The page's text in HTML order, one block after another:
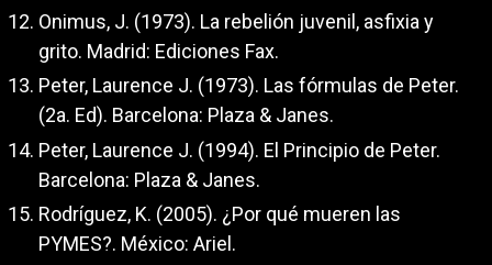
Onimus, J. (1973). La rebelión juvenil, asfixia y
grito. Madrid: Ediciones Fax.
Peter, Laurence J. (1973). Las fórmulas de Peter.
(2a. Ed). Barcelona: Plaza & Janes.
Peter, Laurence J. (1994). El Principio de Peter.
Barcelona: Plaza & Janes.
Rodríguez, K. (2005). ¿Por qué mueren las
PYMES?. México: Ariel.